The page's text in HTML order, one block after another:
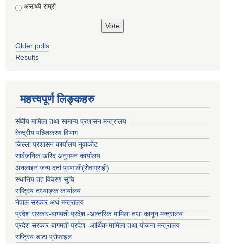
असाध्यै राम्रो
Older polls
Results
महत्त्वपूर्ण लिङ्कहरु
संघीय मामिला तथा सामान्य प्रशासन मन्त्रालय
केन्द्रीय पञ्जिकरण विभाग
जिल्ला प्रशासन कार्यालय नुवाकोट
सार्बजनिक खरिद अनुगमन कार्यालय
अनलाइन जन्म दर्ता प्रणाली(सेवाग्राही)
स्थानिय तह विवरण सुचि
राष्ट्रिय तथ्याङ्क कार्यालय
नेपाल सरकार अर्थ मन्त्रालय
प्रदेश सरकार-बागमती प्रदेश -आन्तरिक मामिला तथा कानून मन्त्रालय
प्रदेश सरकार-बागमती प्रदेश -आर्थिक मामिला तथा योजना मन्त्रालय
राष्ट्रिय डाटा प्रोफाइल